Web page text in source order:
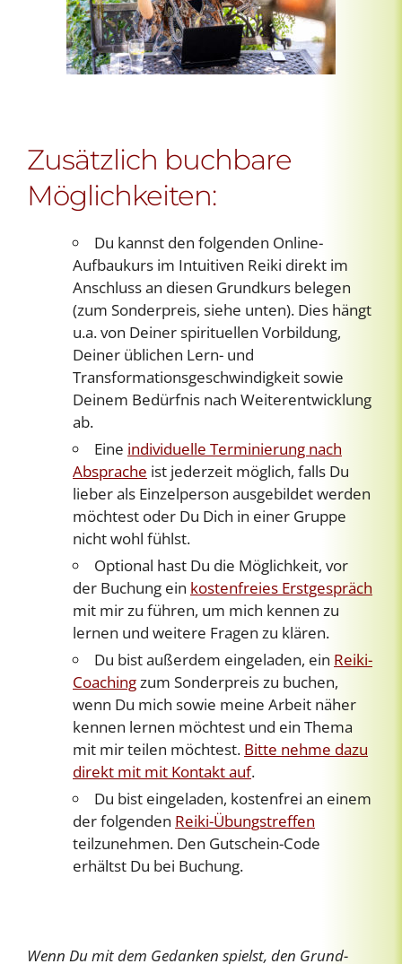
Zusätzlich buchbare
Möglichkeiten:
Du kannst den folgenden Online-
Aufbaukurs im Intuitiven Reiki direkt im
Anschluss an diesen Grundkurs belegen
(zum Sonderpreis, siehe unten). Dies hängt
u.a. von Deiner spirituellen Vorbildung,
Deiner üblichen Lern- und
Transformationsgeschwindigkeit sowie
Deinem Bedürfnis nach Weiterentwicklung
ab.
Eine individuelle Terminierung nach
Absprache ist jederzeit möglich, falls Du
lieber als Einzelperson ausgebildet werden
möchtest oder Du Dich in einer Gruppe
nicht wohl fühlst.
Optional hast Du die Möglichkeit, vor
der Buchung ein kostenfreies Erstgespräch
mit mir zu führen, um mich kennen zu
lernen und weitere Fragen zu klären.
Du bist außerdem eingeladen, ein Reiki-
Coachingzum Sonderpreis zu buchen,
wenn Du mich sowie meine Arbeit näher
kennen lernen möchtest und ein Thema
mit mir teilen möchtest. Bitte nehme dazu
direkt mit mit Kontakt auf.
Du bist eingeladen, kostenfrei an einem
der folgenden Reiki-Übungstreffen
teilzunehmen. Den Gutschein-Code
erhältst Du bei Buchung.
Wenn Du mit dem Gedanken spielst, den Grund-